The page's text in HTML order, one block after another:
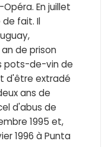
En juillet
fait. Il
de prison
pots-de-vin de
d'être extradé
ans de
d'abus de
1995 et,
1996 à Punta